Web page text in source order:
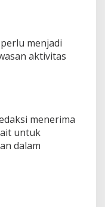
menjadi
aktivitas
menerima
untuk
dalam